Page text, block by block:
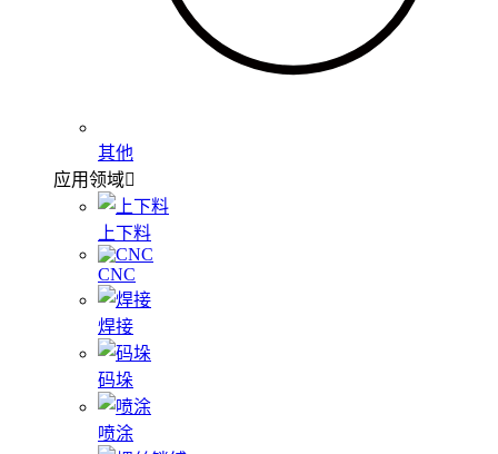
其他
应用领域
上下料
CNC
焊接
码垛
喷涂